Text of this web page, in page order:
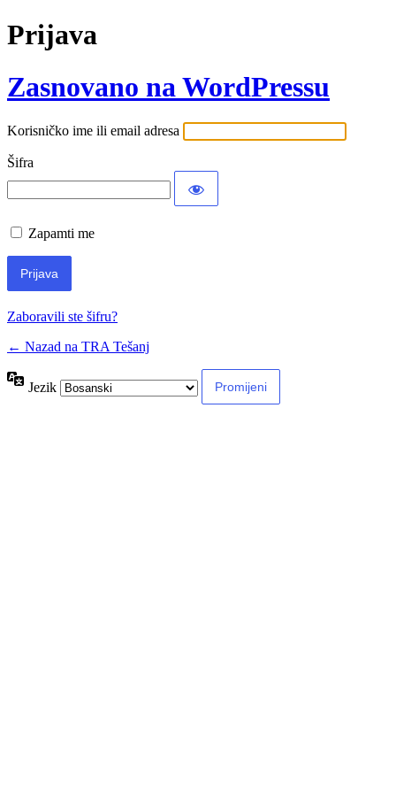
Prijava
Zasnovano na WordPressu
Korisničko ime ili email adresa
Šifra
Zapamti me
Zaboravili ste šifru?
← Nazad na TRA Tešanj
Jezik